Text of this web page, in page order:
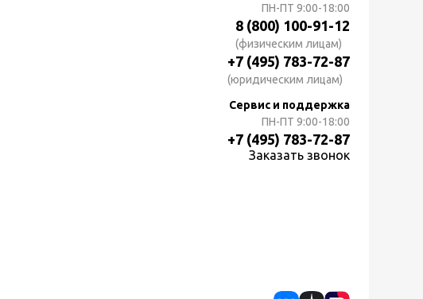
ПН-ПТ 9:00-18:00
8 (800) 100-91-12
(физическим лицам)
+7 (495) 783-72-87
(юридическим лицам)
Сервис и поддержка
ПН-ПТ 9:00-18:00
+7 (495) 783-72-87
Заказать звонок